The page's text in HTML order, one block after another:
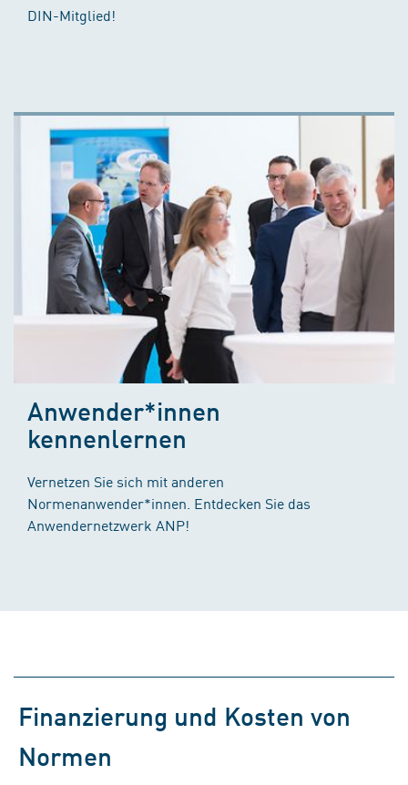
DIN-Mitglied!
Anwender*innen
kennenlernen
Vernetzen Sie sich mit anderen
Normenanwender*innen. Entdecken Sie das
Anwendernetzwerk ANP!
Finanzierung und Kosten von
Normen